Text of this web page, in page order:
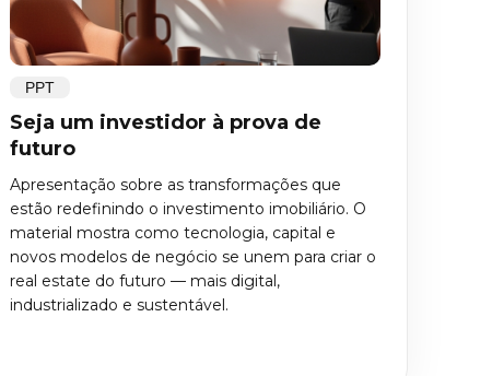
PPT
Seja um investidor à prova de
futuro
Apresentação sobre as transformações que
estão redefinindo o investimento imobiliário. O
material mostra como tecnologia, capital e
novos modelos de negócio se unem para criar o
real estate do futuro — mais digital,
industrializado e sustentável.